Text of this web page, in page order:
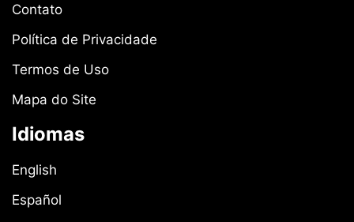
Contato
Política de Privacidade
Termos de Uso
Mapa do Site
Idiomas
English
Español